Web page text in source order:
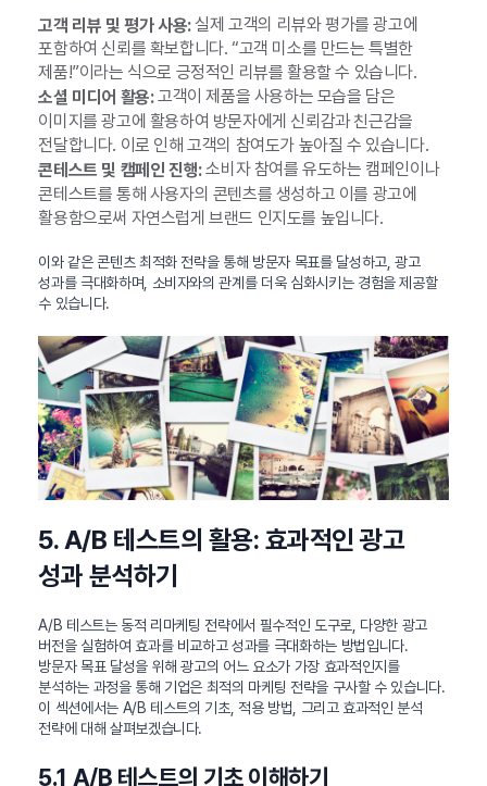
고객 리뷰 및 평가 사용:실제 고객의 리뷰와 평가를 광고에
포함하여 신뢰를 확보합니다. “고객 미소를 만드는 특별한
제품!”이라는 식으로 긍정적인 리뷰를 활용할 수 있습니다.
소셜 미디어 활용:고객이 제품을 사용하는 모습을 담은
이미지를 광고에 활용하여 방문자에게 신뢰감과 친근감을
전달합니다. 이로 인해 고객의 참여도가 높아질 수 있습니다.
콘테스트 및 캠페인 진행:소비자 참여를 유도하는 캠페인이나
콘테스트를 통해 사용자의 콘텐츠를 생성하고 이를 광고에
활용함으로써 자연스럽게 브랜드 인지도를 높입니다.
이와 같은 콘텐츠 최적화 전략을 통해 방문자 목표를 달성하고, 광고
성과를 극대화하며, 소비자와의 관계를 더욱 심화시키는 경험을 제공할
수 있습니다.
5. A/B 테스트의 활용: 효과적인 광고
성과 분석하기
A/B 테스트는 동적 리마케팅 전략에서 필수적인 도구로, 다양한 광고
버전을 실험하여 효과를 비교하고 성과를 극대화하는 방법입니다.
방문자 목표 달성을 위해 광고의 어느 요소가 가장 효과적인지를
분석하는 과정을 통해 기업은 최적의 마케팅 전략을 구사할 수 있습니다.
이 섹션에서는 A/B 테스트의 기초, 적용 방법, 그리고 효과적인 분석
전략에 대해 살펴보겠습니다.
5.1 A/B 테스트의 기초 이해하기